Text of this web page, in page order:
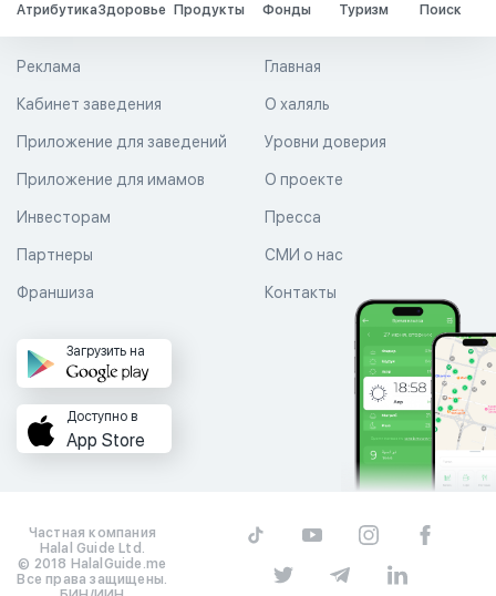
АтрибутикаЗдоровье Продукты Фонды Туризм Поиск
Главная
О халяль
Уровни доверия
Реклама
Кабинет заведения
Приложение для заведений
Приложение для имамов О проекте
Пресса
СМИ о нас
Контакты
Инвесторам
Партнеры
Франшиза
Загрузить на
Доступно в
App Store
Частная компания
Halal Guide Ltd.
© 2018 HalalGuide.me
Все права защищены.